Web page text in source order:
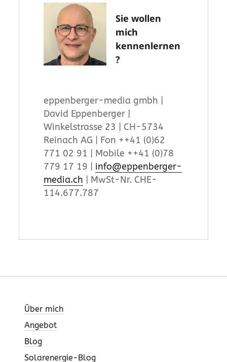
Sie wollen
mich
kennenlernen
?
eppenberger-media gmbh |
David Eppenberger |
Winkelstrasse 23 | CH-5734
Reinach AG | Fon ++41 (0)62
771 02 91 | Mobile ++41 (0)78
779 17 19 | info@eppenberger-
media.ch | MwSt-Nr. CHE-
114.677.787
Über mich
Angebot
Blog
Solarenergie-Blog